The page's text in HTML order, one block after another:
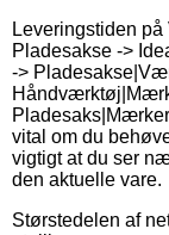
Leveringstiden
Pladesakse ->
->
vital om du
vigtigt at du ser
den aktuelle vare.
Størstedelen af